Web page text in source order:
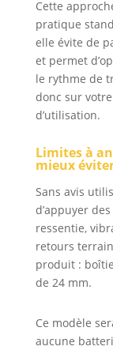
Cette
pratique
elle évite de
et permet
le rythme de
donc sur
d’utilisation.
Limites à
mieux
Sans avis
d’appuyer
ressentie,
retours
produit :
de 24 mm.
Ce modèle
aucune